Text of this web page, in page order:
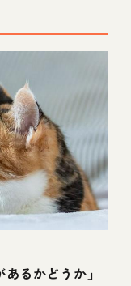
るかどうか」